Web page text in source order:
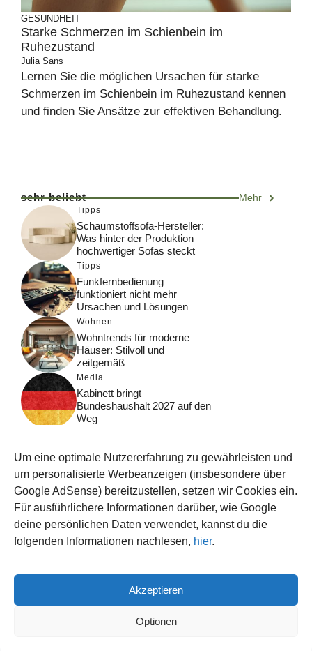
Um eine optimale Nutzererfahrung zu gewährleisten und
um personalisierte Werbeanzeigen (insbesondere über
Google AdSense) bereitzustellen, setzen wir Cookies ein.
Für ausführlichere Informationen darüber, wie Google
deine persönlichen Daten verwendet, kannst du die
folgenden Informationen nachlesen, hier.
Akzeptieren
Optionen
GESUNDHEIT
Starke Schmerzen im Schienbein im
Ruhezustand
Julia Sans
Lernen Sie die möglichen Ursachen für starke
Schmerzen im Schienbein im Ruhezustand kennen
und finden Sie Ansätze zur effektiven Behandlung.
sehr beliebt Mehr
Tipps
Schaumstoffsofa-Hersteller:
Was hinter der Produktion
hochwertiger Sofas steckt
Tipps
Funkfernbedienung
funktioniert nicht mehr
Ursachen und Lösungen
Wohnen
Wohntrends für moderne
Häuser: Stilvoll und
zeitgemäß
Media
Kabinett bringt
Bundeshaushalt 2027 auf den
Weg
Funktionsweise, Prozesse
und Rankinglogik
Computer
Wieso habe ich im moment
kein Internet?
© 2026 WISSEN123.DE
IMPRESSUM
DATENSCHUTZ